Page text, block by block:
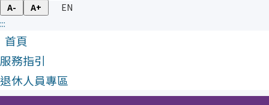
A- A+
EN
:::
首頁
服務指引
退休人員專區